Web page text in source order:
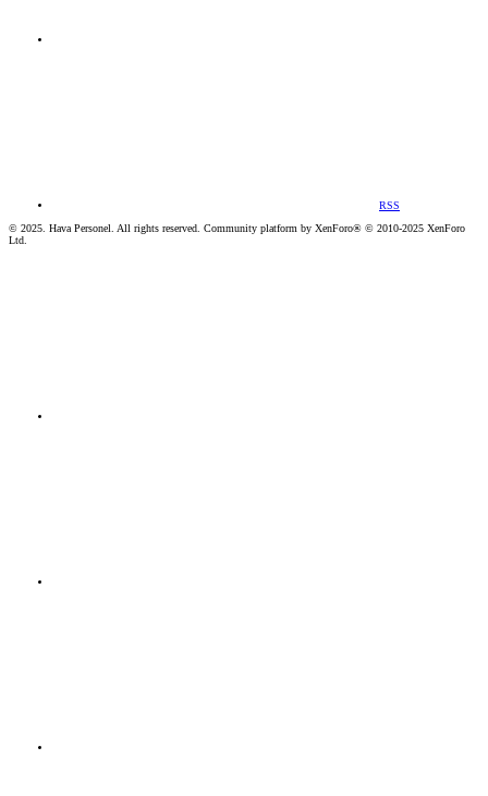
RSS
© 2025. Hava Personel. All rights reserved. Community platform by XenForo® © 2010-2025 XenForo
Ltd.